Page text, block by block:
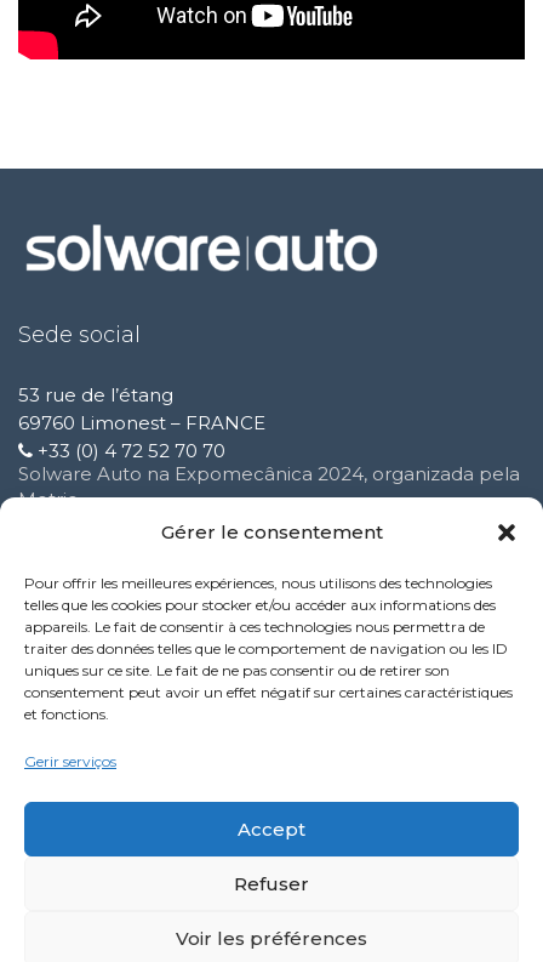
Gérer le consentement
Pour offrir les meilleures expériences, nous utilisons des technologies
telles que les cookies pour stocker et/ou accéder aux informations des
appareils. Le fait de consentir à ces technologies nous permettra de
traiter des données telles que le comportement de navigation ou les ID
uniques sur ce site. Le fait de ne pas consentir ou de retirer son
consentement peut avoir un effet négatif sur certaines caractéristiques
et fonctions.
Gerir serviços
Accept
Refuser
Voir les préférences
Sede social
53 rue de l’étang
69760 Limonest – FRANCE
+33 (0) 4 72 52 70 70
Solware Auto na Expomecânica 2024, organizada pela
Motrio
Melhoria do nosso serviço de suporte ao cliente
16 Outubro 2024
Nova funcionalidade do serviço Performance:
9 Outubro 2024
Politique de confidentialité
Mentions légales